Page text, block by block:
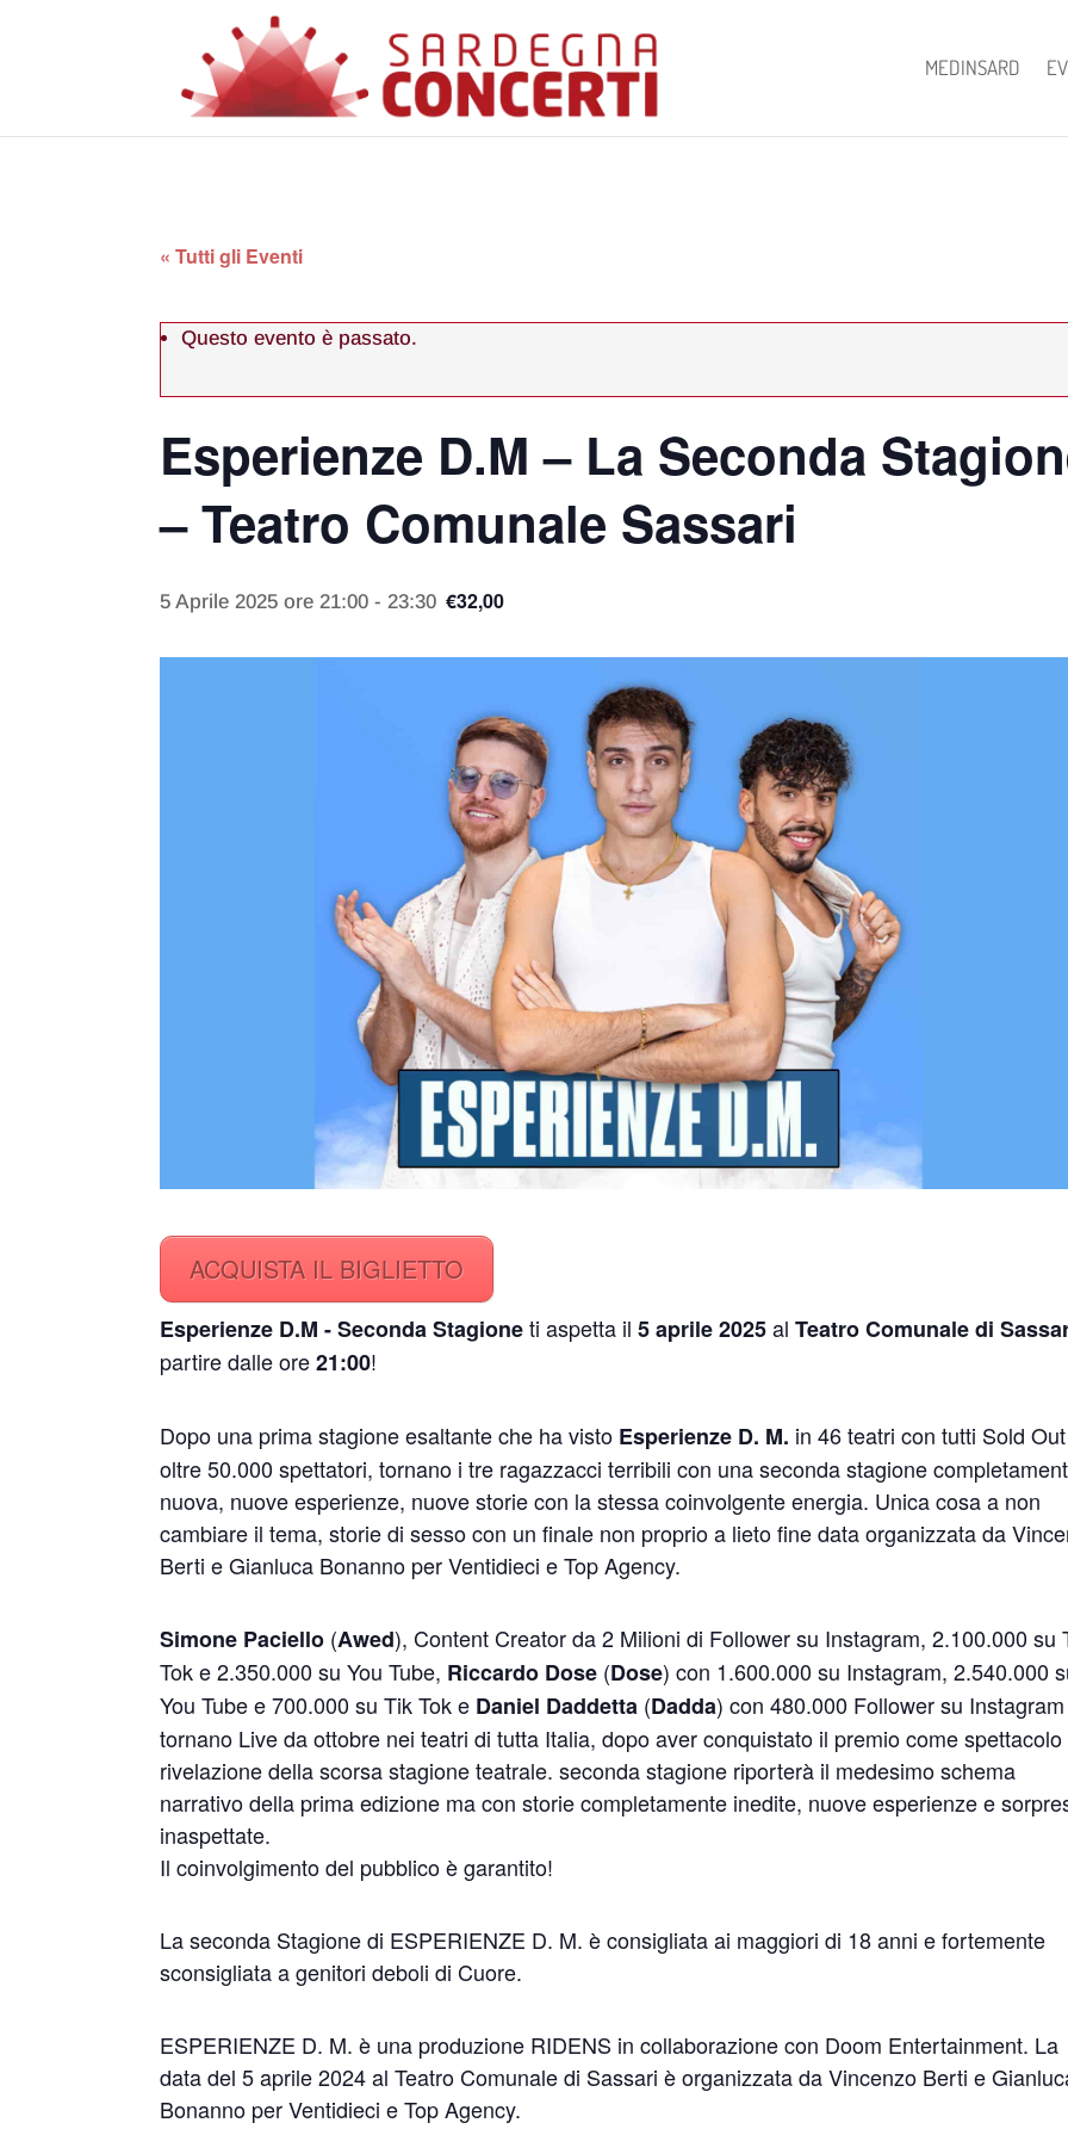
MEDINSARD
« Tutti gli Eventi
Questo evento è passato.
Esperienze D.M – La Seconda
– Teatro Comunale Sassari
5 Aprile 2025 ore 21:00 -23:30 €32,00
ACQUISTA IL BIGLIETTO
Esperienze D.M - Seconda Stagioneti aspetta il5 aprile 2025alTeatro Comunale di
partire dalle ore21:00!
Dopo una prima stagione esaltante che ha visto Esperienze D. M. in 46 teatri con tutti Sold
oltre 50.000 spettatori, tornano i tre ragazzacci terribili con una seconda stagione
nuova, nuove esperienze, nuove storie con la stessa coinvolgente energia. Unica cosa a non
cambiare il tema, storie di sesso con un finale non proprio a lieto fine data organizzata da
Berti e Gianluca Bonanno per Ventidieci e Top Agency.
Simone Paciello (Awed), Content Creator da 2 Milioni di Follower su Instagram, 2.100.000 su
Tok e 2.350.000 su You Tube, Riccardo Dose (Dose) con 1.600.000 su Instagram, 2.540.000
You Tube e 700.000 su Tik Tok e Daniel Daddetta (Dadda) con 480.000 Follower su Instagram
tornano Live da ottobre nei teatri di tutta Italia, dopo aver conquistato il premio come spettacolo
rivelazione della scorsa stagione teatrale. seconda stagione riporterà il medesimo schema
narrativo della prima edizione ma con storie completamente inedite, nuove esperienze e
inaspettate.
Il coinvolgimento del pubblico è garantito!
La seconda Stagione di ESPERIENZE D. M. è consigliata ai maggiori di 18 anni e fortemente
sconsigliata a genitori deboli di Cuore.
ESPERIENZE D. M. è una produzione RIDENS in collaborazione con Doom Entertainment. La
data del 5 aprile 2024 al Teatro Comunale di Sassari è organizzata da Vincenzo Berti e
Bonanno per Ventidieci e Top Agency.